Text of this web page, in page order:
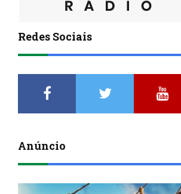
Redes Sociais
Anúncio